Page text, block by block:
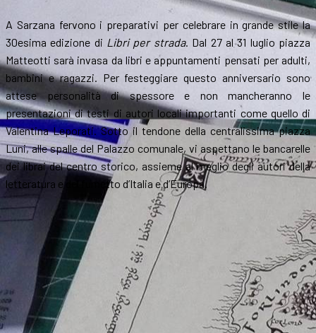
A Sarzana fervono i preparativi per celebrare in grande stile la
30esima edizione di Libri per strada. Dal 27 al 31 luglio piazza
Matteotti sarà invasa da libri e appuntamenti pensati per adulti,
bambini e ragazzi. Per festeggiare questo anniversario sono
attese personalità di spessore e non mancheranno le
presentazioni di testi di autori locali importanti come quello di
Valentina Leporati. Sotto il tendone della centralissima piazza
Luni, alle spalle del Palazzo comunale, vi aspettano le bancarelle
dei librai del centro storico, assieme al meglio degli autori della
letteratura e del fumetto d’Italia e d’Europa.